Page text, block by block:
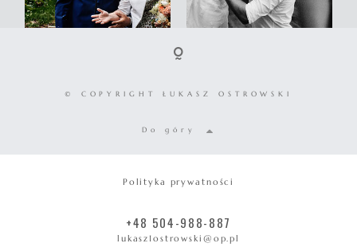
© COPYRIGHT ŁUKASZ OSTROWSKI
Do góry
Polityka prywatności
+48 504-988-887
lukasz1ostrowski@op.pl